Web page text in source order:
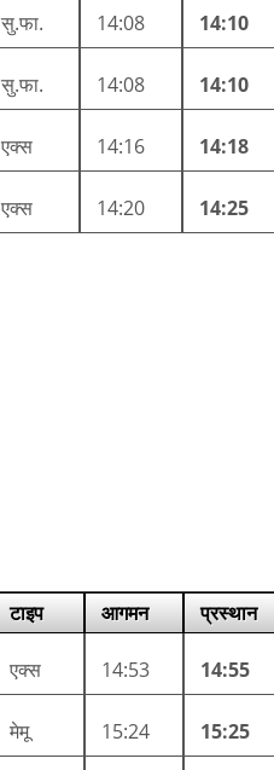
सु.फा. 14:08 14:10
सु.फा. 14:08 14:10
एक्स 14:16 14:18
एक्स 14:20 14:25
टाइप आगमन प्रस्थान
एक्स 14:53 14:55
मेमू 15:24 15:25